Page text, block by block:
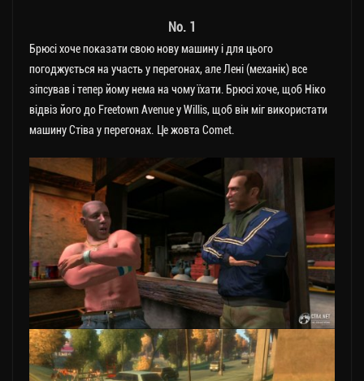
No. 1
Брюсі хоче показати свою нову машину і для цього
погоджується на участь у перегонах, але Лені (механік) все
зіпсував і тепер йому нема на чому їхати. Брюсі хоче, щоб Ніко
відвіз його до Freetown Avenue у Willis, щоб він міг використати
машину Стіва у перегонах. Це жовта Comet.